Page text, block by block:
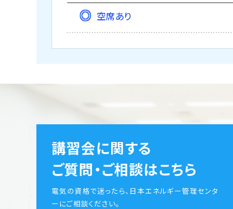
空席あり
講習会に関する
ご質問・ご相談はこちら
電気の資格で迷ったら、日本エネルギー管理センタ
ーにご相談ください。